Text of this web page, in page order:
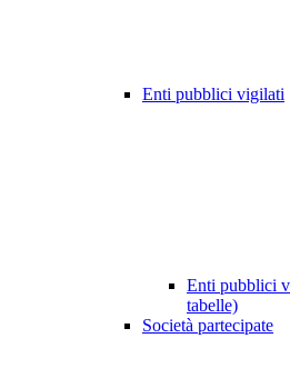
Enti pubblici vigilati
Enti pubblici
tabelle)
Società partecipate